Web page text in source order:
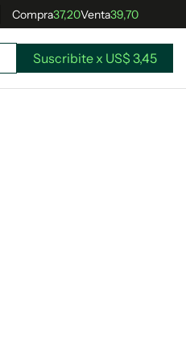
Compra37,20Venta39,70
Suscribite x US$ 3,45